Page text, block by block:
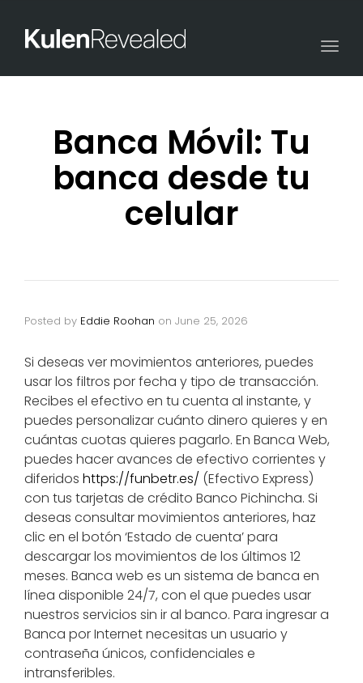
Banca Móvil: Tu
banca desde tu
celular
Posted by Eddie Roohan on June 25, 2026
Si deseas ver movimientos anteriores, puedes
usar los filtros por fecha y tipo de transacción.
Recibes el efectivo en tu cuenta al instante, y
puedes personalizar cuánto dinero quieres y en
cuántas cuotas quieres pagarlo. En Banca Web,
puedes hacer avances de efectivo corrientes y
diferidos https://funbetr.es/ (Efectivo Express)
con tus tarjetas de crédito Banco Pichincha. Si
deseas consultar movimientos anteriores, haz
clic en el botón ‘Estado de cuenta’ para
descargar los movimientos de los últimos 12
meses. Banca web es un sistema de banca en
línea disponible 24/7, con el que puedes usar
nuestros servicios sin ir al banco. Para ingresar a
Banca por Internet necesitas un usuario y
contraseña únicos, confidenciales e
intransferibles.